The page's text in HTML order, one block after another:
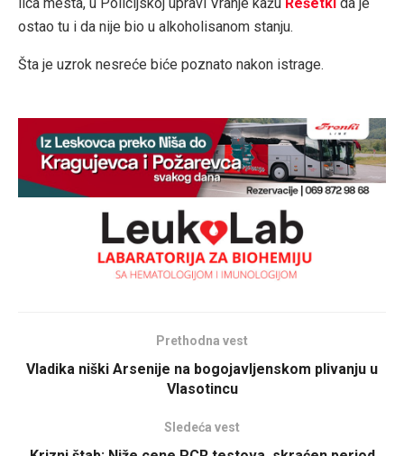
ostao tu i da nije bio u alkoholisanom stanju.
Šta je uzrok nesreće biće poznato nakon istrage.
Prethodna vest
Vladika niški Arsenije na bogojavljenskom plivanju u
Vlasotincu
Sledeća vest